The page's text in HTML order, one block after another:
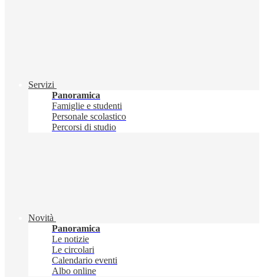
Servizi
Panoramica
Famiglie e studenti
Personale scolastico
Percorsi di studio
Novità
Panoramica
Le notizie
Le circolari
Calendario eventi
Albo online